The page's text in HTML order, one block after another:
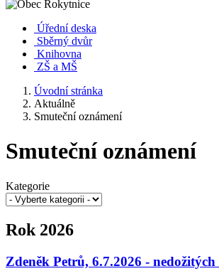
Úřední deska
Sběrný dvůr
Knihovna
ZŠ a MŠ
Úvodní stránka
Aktuálně
Smuteční oznámení
Smuteční oznámení
Kategorie
Rok 2026
Zdeněk Petrů, 6.7.2026 - nedožitých